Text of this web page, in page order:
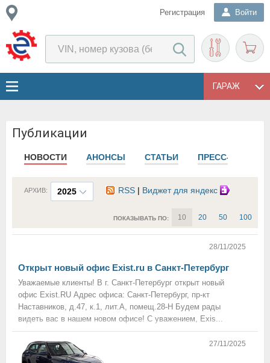
Регистрация Войти
ГАРАЖ
Публикации
НОВОСТИ АНОНСЫ СТАТЬИ ПРЕСС-РЕЛИЗЫ
2025
АРХИВ: RSS | Виджет для яндекс
ПОКАЗЫВАТЬ ПО: 10 20 50 100
28/11/2025
Открыт новый офис Exist.ru в Санкт-Петербург
Уважаемые клиенты! В г. Санкт-Петербург открыт новый
офис Exist.RU Адрес офиса: Санкт-Петербург, пр-кт
Наставников, д.47, к.1, лит.А, помещ.28-Н Будем рады
видеть вас в нашем новом офисе! С уважением, Exis...
27/11/2025